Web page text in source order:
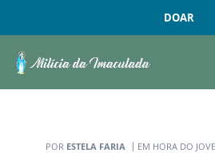
DOAR
POR ESTELA FARIA EM HORA DO